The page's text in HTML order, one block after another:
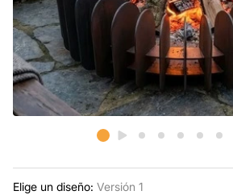
Elige un diseño: Versión 1